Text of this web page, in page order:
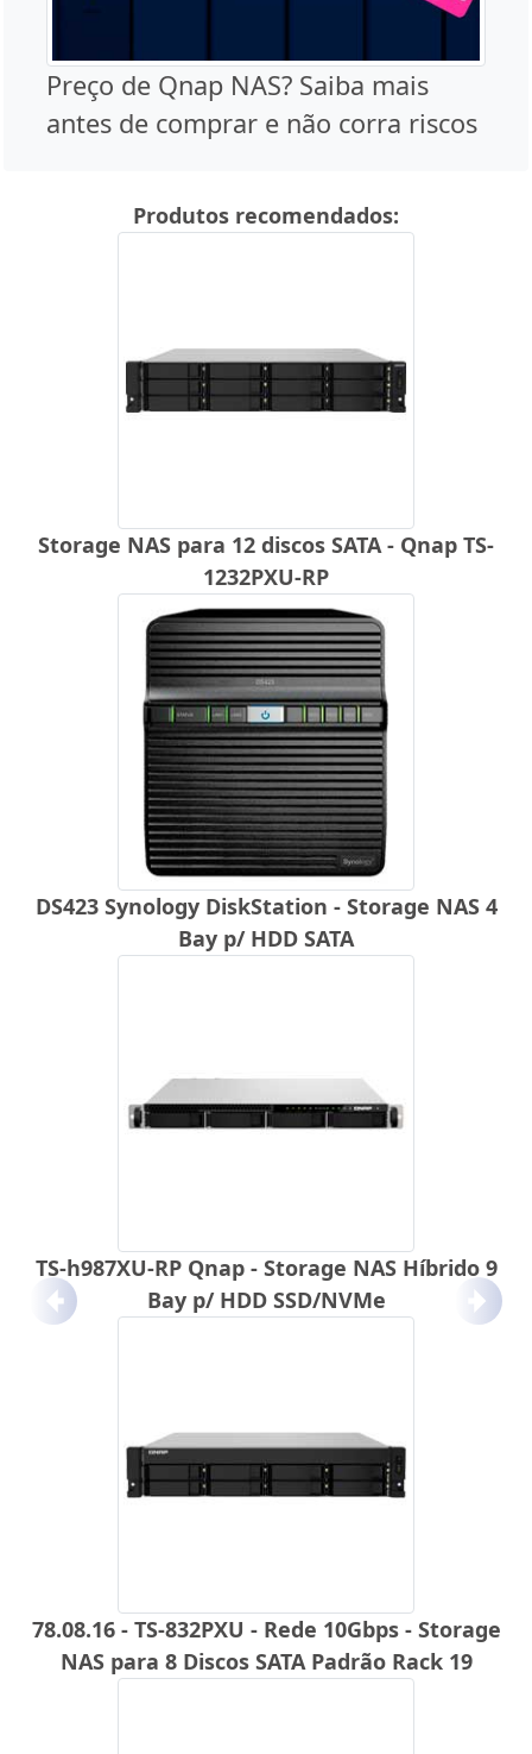
Preço de Qnap NAS? Saiba mais
antes de comprar e não corra riscos
Produtos recomendados:
Storage NAS para 12 discos SATA - Qnap TS-
1232PXU-RP
DS423 Synology DiskStation - Storage NAS 4
Bay p/ HDD SATA
TS-h987XU-RP Qnap - Storage NAS Híbrido 9
Bay p/ HDD SSD/NVMe
78.08.16 - TS-832PXU - Rede 10Gbps - Storage
NAS para 8 Discos SATA Padrão Rack 19
Anterior